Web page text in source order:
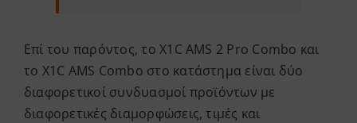
Επί του παρόντος, το X1C AMS 2 Pro Combo και
το X1C AMS Combo στο κατάστημα είναι δύο
διαφορετικοί συνδυασμοί προϊόντων με
διαφορετικές διαμορφώσεις, τιμές και